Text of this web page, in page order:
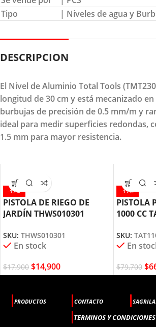
Tipo
| Niveles de agua y
DESCRIPCION
El Nivel de Aluminio Total Tools
longitud de 30 cm y está mecanizado
burbujas de precisión de 0.5 mm/m y
ideal para medir superficies redondas,
1.5 mm para mayor resistencia.
-17%
PISTOLA DE RIEGO DE
JARDÍN THWS010301
SKU: THWS010301
En stock
$17,900 $14,900
-17%
PISTOLA
1000 CC
SKU:
En
$79,700 $
PRODUCTOS CONTACTO
TERMINOS Y CONDICIONES